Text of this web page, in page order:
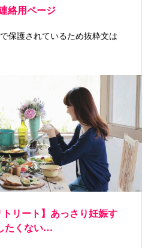
絡用ページ
保護されているため抜粋文は
トリート】あっさり妊娠す
たくない…